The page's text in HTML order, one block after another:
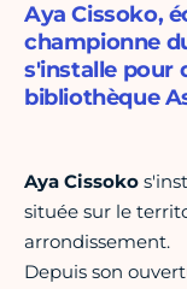
Aya Cissoko,
championne
s'installe pour
bibliothèque
Aya Cissoko
située sur le
arrondissement.
Depuis son